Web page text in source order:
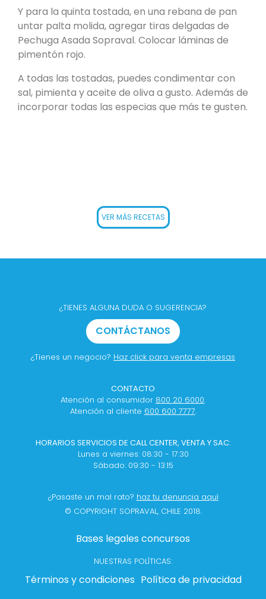
Y para la quinta tostada, en una rebana de pan
untar palta molida, agregar tiras delgadas de
Pechuga Asada Sopraval. Colocar láminas de
pimentón rojo.
A todas las tostadas, puedes condimentar con
sal, pimienta y aceite de oliva a gusto. Además de
incorporar todas las especias que más te gusten.
VER MÁS RECETAS
¿TIENES ALGUNA DUDA O SUGERENCIA?
CONTÁCTANOS
¿Tienes un negocio? Haz click para venta empresas
CONTACTO
Atención al consumidor 800 20 6000.
Atención al cliente 600 600 7777.
HORARIOS SERVICIOS DE CALL CENTER, VENTA Y SAC:
Lunes a viernes: 08:30 - 17:30
Sábado: 09:30 - 13:15
¿Pasaste un mal rato? haz tu denuncia aquí
© COPYRIGHT SOPRAVAL, CHILE 2018.
Bases legales concursos
NUESTRAS POLÍTICAS:
Términos y condiciones Política de privacidad